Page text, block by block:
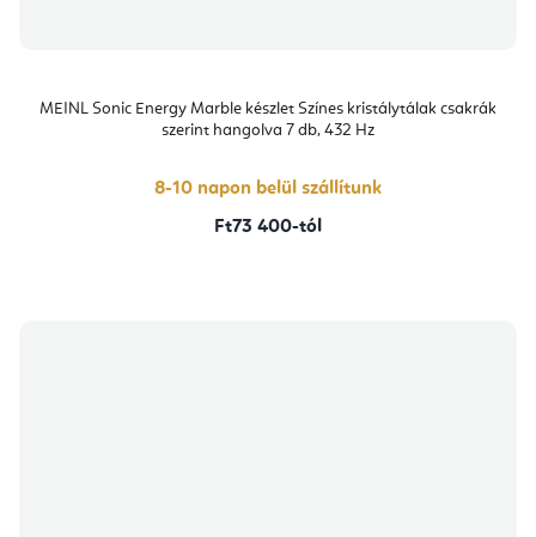
MEINL Sonic Energy Marble készlet Színes kristálytálak csakrák
szerint hangolva 7 db, 432 Hz
8-10 napon belül szállítunk
Ft73 400-tól